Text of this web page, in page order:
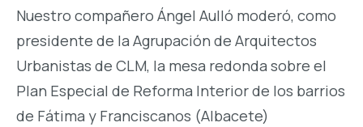
Nuestro compañero Ángel Aulló moderó, como
presidente de la Agrupación de Arquitectos
Urbanistas de CLM, la mesa redonda sobre el
Plan Especial de Reforma Interior de los barrios
de Fátima y Franciscanos (Albacete)